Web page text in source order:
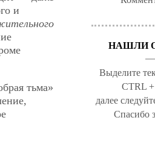
и
тьма»
НАШЛИ
Выделите
CTRL
далее
Спасибо